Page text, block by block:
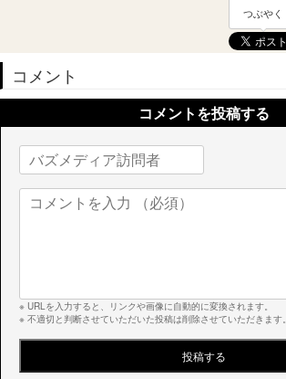
つぶやく
コメント
コメントを投稿する
※ URLを入力すると、リンクや画像に自動的に変換されます。
※ 不適切と判断させていただいた投稿は削除させていただきます。